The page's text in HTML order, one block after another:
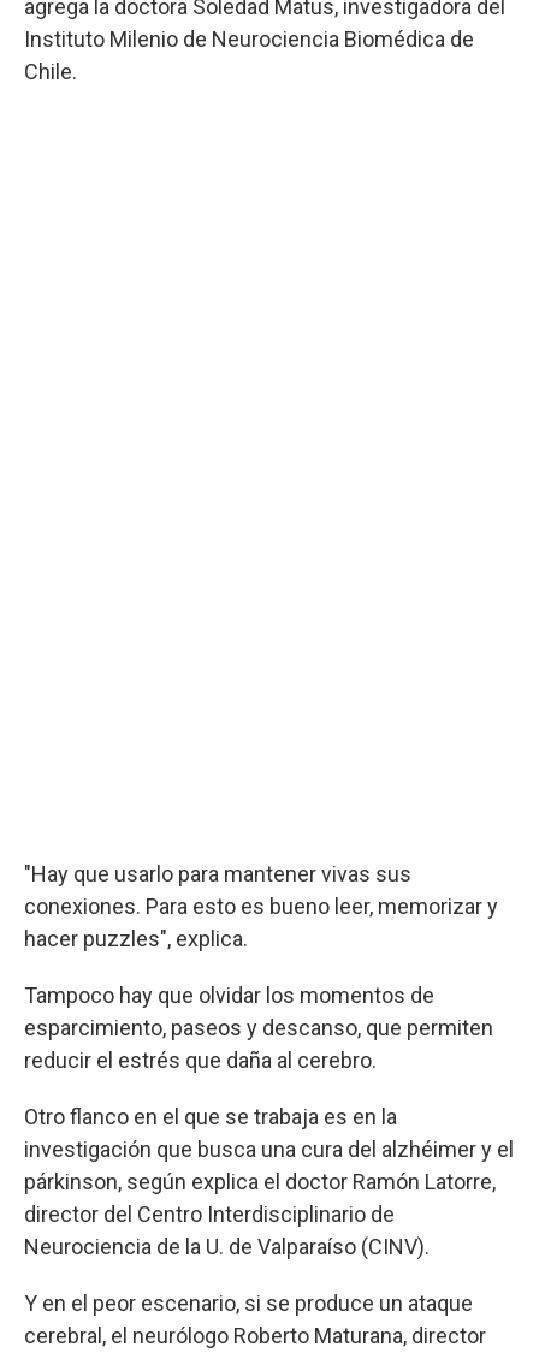
agrega la doctora Soledad Matus, investigadora del
Instituto Milenio de Neurociencia Biomédica de
Chile.
"Hay que usarlo para mantener vivas sus
conexiones. Para esto es bueno leer, memorizar y
hacer puzzles", explica.
Tampoco hay que olvidar los momentos de
esparcimiento, paseos y descanso, que permiten
reducir el estrés que daña al cerebro.
Otro flanco en el que se trabaja es en la
investigación que busca una cura del alzhéimer y el
párkinson, según explica el doctor Ramón Latorre,
director del Centro Interdisciplinario de
Neurociencia de la U. de Valparaíso (CINV).
Y en el peor escenario, si se produce un ataque
cerebral, el neurólogo Roberto Maturana, director